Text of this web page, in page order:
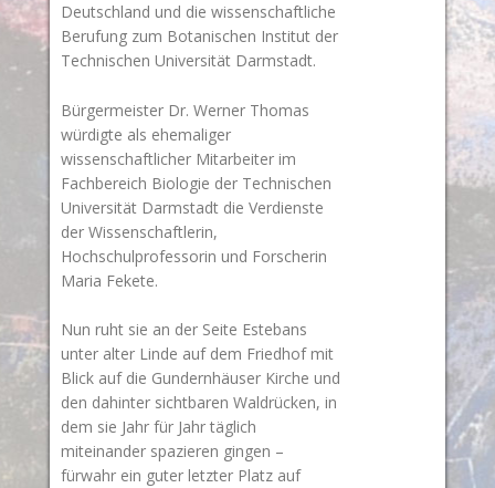
Deutschland und die wissenschaftliche
Berufung zum Botanischen Institut der
Technischen Universität Darmstadt.
Bürgermeister Dr. Werner Thomas
würdigte als ehemaliger
wissenschaftlicher Mitarbeiter im
Fachbereich Biologie der Technischen
Universität Darmstadt die Verdienste
der Wissenschaftlerin,
Hochschulprofessorin und Forscherin
Maria Fekete.
Nun ruht sie an der Seite Estebans
unter alter Linde auf dem Friedhof mit
Blick auf die Gundernhäuser Kirche und
den dahinter sichtbaren Waldrücken, in
dem sie Jahr für Jahr täglich
miteinander spazieren gingen –
fürwahr ein guter letzter Platz auf